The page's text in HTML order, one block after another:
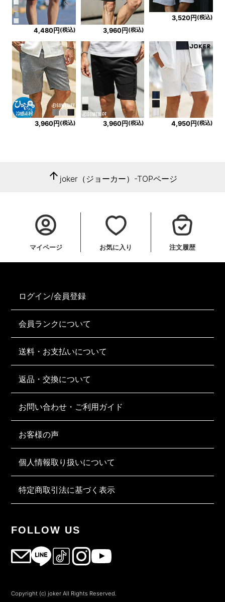
4,480円 (税込) 3,960円 (税込)
3,520円 (税込)
3,960円 (税込) 3,960円 (税込) 4,950円 (税込)
arrow_upward joker（ジョーカー）-TOPページ
マイページ お気に入り 注文履歴
ログイン/会員登録
会員ランクについて
送料・お支払いについて
返品・交換について
お問い合わせ・ご利用ガイド
お客様の声
個人情報取り扱いについて
特定商取引法に基づく表示
FOLLOW US
Copyright (c) joker All Rights Reserved.